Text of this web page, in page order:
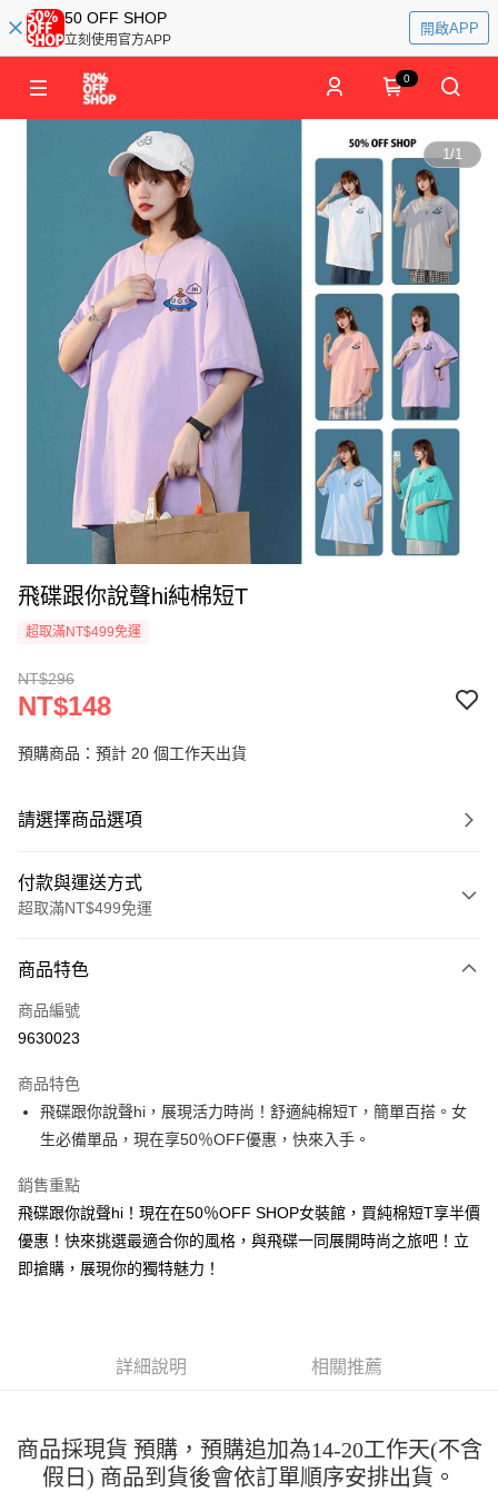
50 OFF SHOP
立刻使用官方APP
開啟APP
0
1/1
飛碟跟你說聲hi純棉短T
超取滿NT$499免運
NT$296
NT$148
預購商品：預計 20 個工作天出貨
請選擇商品選項
付款與運送方式
超取滿NT$499免運
信用卡一次付款
超商取貨付款
Apple Pay
街口支付
悠遊付
Google Pay
全盈+PAY
【大哥付你分期使用說明】
成交易。
3.實際核准額度、可分期數及費用金額請依後續交易確認頁面所載為準。
4.訂單成立30分鐘內，如未前往確認交易或遇審核未通過，訂單將自動取
AFTEE先享後付
AFTEE先享後付是「在收到商品之後才付款」的支付方式。 讓您購物簡單
便利好安心！
１．簡單：不需註冊會員、不需綁卡、不需儲值。
ATM付款
商品特色
商品編號
9630023
商品特色
飛碟跟你說聲hi，展現活力時尚！舒適純棉短T，簡單百搭。女
生必備單品，現在享50％OFF優惠，快來入手。
銷售重點
飛碟跟你說聲hi！現在在50％OFF SHOP女裝館，買純棉短T享半價
優惠！快來挑選最適合你的風格，與飛碟一同展開時尚之旅吧！立
即搶購，展現你的獨特魅力！
詳細說明 相關推薦
商品採現貨 預購，預購追加為14-20工作天(不含
假日) 商品到貨後會依訂單順序安排出貨。